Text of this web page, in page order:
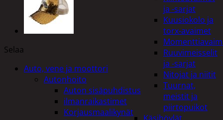
ja -sarjat
Kuusiokolo ja
torx-avaimet
Ruuvimeisselit
ja -sarjat
Nitojat ja niitit
Tuurnat,
meistit ja
piirtopuikot
Selaa
Auto, vene ja moottori
Autonhoito
Auton sisäpuhdistus
ilmanraikastimet
Korjausmaalikynät